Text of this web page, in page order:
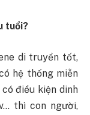
tuổi?
di truyền tốt,
hệ thống miễn
điều kiện dinh
thì con người,